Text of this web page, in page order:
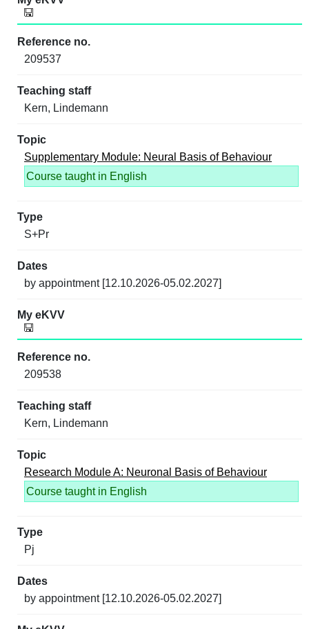
209537
Kern, Lindemann
Supplementary Module: Neural Basis of Behaviour
Course taught in English
S+Pr
by appointment [12.10.2026-05.02.2027]
209538
Kern, Lindemann
Research Module A: Neuronal Basis of Behaviour
Course taught in English
Pj
by appointment [12.10.2026-05.02.2027]